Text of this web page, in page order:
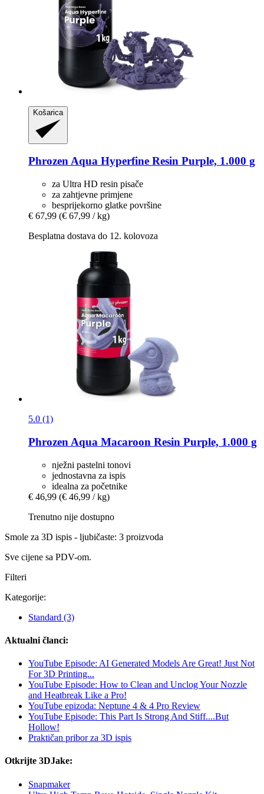
Košarica
PhrozenAqua Hyperfine Resin Purple, 1.000 g
za Ultra HD resin pisače
za zahtjevne primjene
besprijekorno glatke površine
€ 67,99 (€ 67,99 / kg)
Besplatna dostava do 12. kolovoza
5.0 (1)
Phrozen Aqua Macaroon Resin Purple, 1.000 g
nježni pastelni tonovi
jednostavna za ispis
idealna za početnike
€ 46,99 (€ 46,99 / kg)
Trenutno nije dostupno
Smole za 3D ispis - ljubičaste: 3 proizvoda
Sve cijene sa PDV-om.
Filteri
Kategorije:
Standard (3)
Aktualni članci:
YouTube Episode: AI Generated Models Are Great! Just Not
For 3D Printing...
YouTube Episode: How to Clean and Unclog Your Nozzle
and Heatbreak Like a Pro!
YouTube epizoda: Neptune 4 & 4 Pro Review
YouTube Episode: This Part Is Strong And Stiff....But
Hollow!
Praktičan pribor za 3D ispis
Otkrijte 3DJake:
Snapmaker